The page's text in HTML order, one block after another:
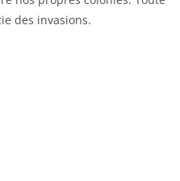
des invasions.